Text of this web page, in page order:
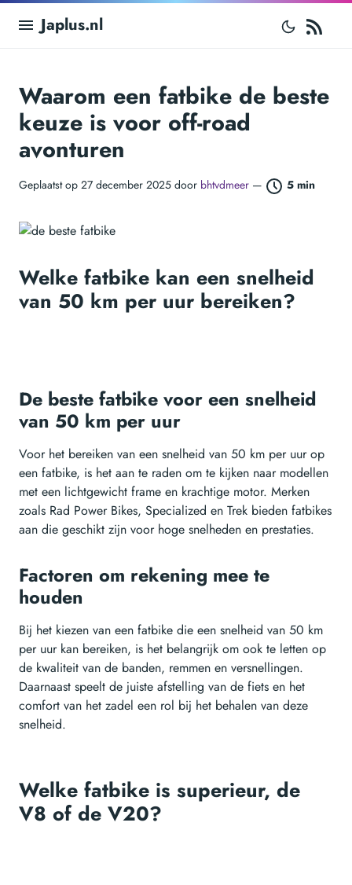
Japlus.nl
Waarom een fatbike de beste
keuze is voor off-road
avonturen
Geplaatst op 27 december 2025 door bhtvdmeer — 5 min
Welke fatbike kan een snelheid
van 50 km per uur bereiken?
De beste fatbike voor een snelheid
van 50 km per uur
Voor het bereiken van een snelheid van 50 km per uur op
een fatbike, is het aan te raden om te kijken naar modellen
met een lichtgewicht frame en krachtige motor. Merken
zoals Rad Power Bikes, Specialized en Trek bieden fatbikes
aan die geschikt zijn voor hoge snelheden en prestaties.
Factoren om rekening mee te
houden
Bij het kiezen van een fatbike die een snelheid van 50 km
per uur kan bereiken, is het belangrijk om ook te letten op
de kwaliteit van de banden, remmen en versnellingen.
Daarnaast speelt de juiste afstelling van de fiets en het
comfort van het zadel een rol bij het behalen van deze
snelheid.
Welke fatbike is superieur, de
V8 of de V20?